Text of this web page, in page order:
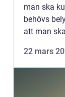
man ska
behövs
att man
utföra vissa
22 mars